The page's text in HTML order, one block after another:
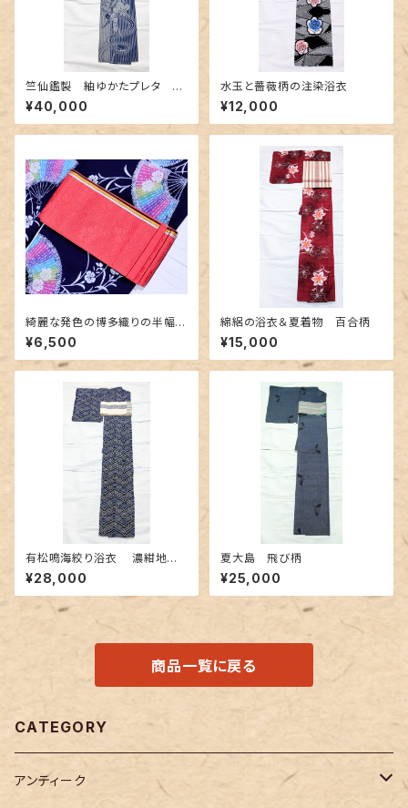
竺仙鑑製 紬ゆかたプレタ 縞
と流水と菖蒲
¥40,000
水玉と薔薇柄の注染浴衣
¥12,000
綺麗な発色の博多織りの半幅
帯 ピンク色
¥6,500
綿絽の浴衣＆夏着物 百合柄
¥15,000
有松鳴海絞り浴衣 濃紺地に
青海波柄
¥28,000
夏大島 飛び柄
¥25,000
商品一覧に戻る
CATEGORY
アンティーク